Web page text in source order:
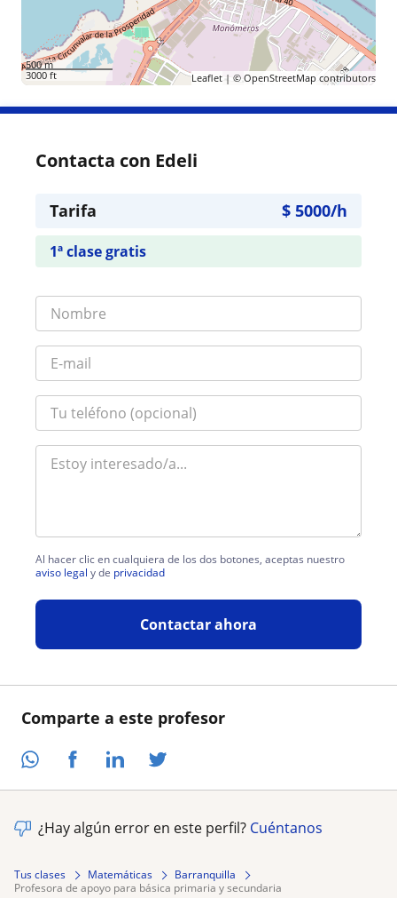
Comparte a este profesor
500 m
3000 ft
Leaflet| © OpenStreetMap contributors
Contacta con Edeli
Tarifa $ 5000/h
1ª clase gratis
Al hacer clic en cualquiera de los dos botones, aceptas nuestro
aviso legal y de privacidad
Contactar ahora
¿Hay algún error en este perfil? Cuéntanos
Tus clases Matemáticas
Barranquilla
profesora de apoyo para básica primaria y secundaria